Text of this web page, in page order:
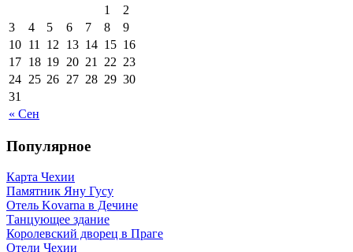
« Сен
1
2
3
4 5 6 7 8
9
10 11 12 13 14 15 16
17 18 19 20 21 22 23
24 25 26 27 28 29 30
31
Популярное
Карта Чехии
Памятник Яну Гусу
Отель Kovarna в Дечине
Танцующее здание
Королевский дворец в Праге
Отели Чехии